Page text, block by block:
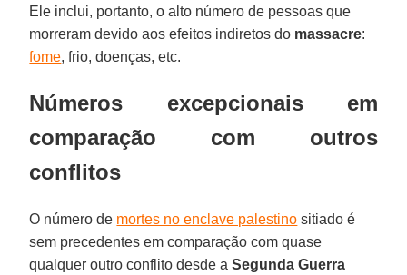
Ele inclui, portanto, o alto número de pessoas que
morreram devido aos efeitos indiretos do massacre:
fome, frio, doenças, etc.
Números excepcionais em
comparação com outros
conflitos
O número de mortes no enclave palestino sitiado é
sem precedentes em comparação com quase
qualquer outro conflito desde aSegunda Guerra